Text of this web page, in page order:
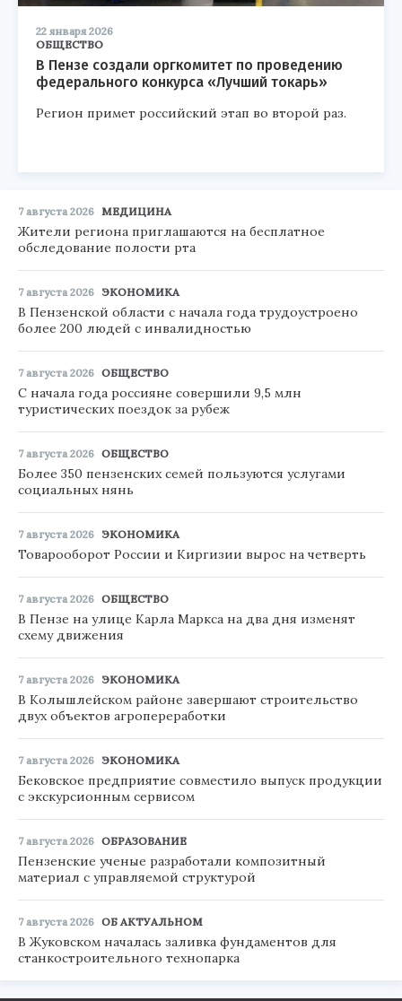
22 января 2026
ОБЩЕСТВО
В Пензе создали оргкомитет по проведению
федерального конкурса «Лучший токарь»
Регион примет российский этап во второй раз.
7 августа 2026 МЕДИЦИНА
Жители региона приглашаются на бесплатное
обследование полости рта
7 августа 2026 ЭКОНОМИКА
В Пензенской области с начала года трудоустроено
более 200 людей с инвалидностью
7 августа 2026 ОБЩЕСТВО
С начала года россияне совершили 9,5 млн
туристических поездок за рубеж
7 августа 2026 ОБЩЕСТВО
Более 350 пензенских семей пользуются услугами
социальных нянь
7 августа 2026 ЭКОНОМИКА
Товарооборот России и Киргизии вырос на четверть
7 августа 2026 ОБЩЕСТВО
В Пензе на улице Карла Маркса на два дня изменят
схему движения
7 августа 2026 ЭКОНОМИКА
В Колышлейском районе завершают строительство
двух объектов агропереработки
7 августа 2026 ЭКОНОМИКА
Бековское предприятие совместило выпуск продукции
с экскурсионным сервисом
7 августа 2026 ОБРАЗОВАНИЕ
Пензенские ученые разработали композитный
материал с управляемой структурой
7 августа 2026 ОБ АКТУАЛЬНОМ
В Жуковском началась заливка фундаментов для
станкостроительного технопарка